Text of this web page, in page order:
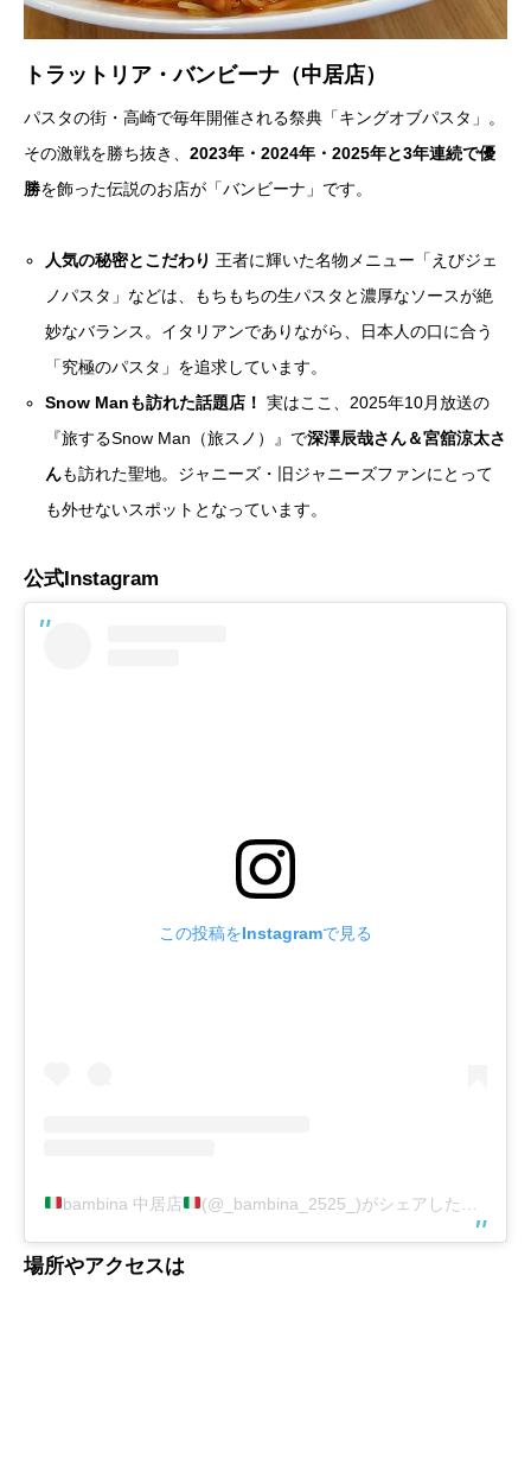
トラットリア・バンビーナ（中居店）
パスタの街・高崎で毎年開催される祭典「キングオブパスタ」。
その激戦を勝ち抜き、 2023年・2024年・2025年と3年連続で優
勝を飾った伝説のお店が「バンビーナ」です。
人気の秘密とこだわり 王者に輝いた名物メニュー「えびジェ
ノパスタ」などは、もちもちの生パスタと濃厚なソースが絶
妙なバランス。イタリアンでありながら、日本人の口に合う
「究極のパスタ」を追求しています。
Snow Manも訪れた話題店！ 実はここ、2025年10月放送の
『旅するSnow Man（旅スノ）』で深澤辰哉さん＆宮舘涼太さ
んも訪れた聖地。ジャニーズ・旧ジャニーズファンにとって
も外せないスポットとなっています。
公式Instagram
この投稿をInstagramで見る
bambina 中居店 (@_bambina_2525_)がシェアした投稿
場所やアクセスは